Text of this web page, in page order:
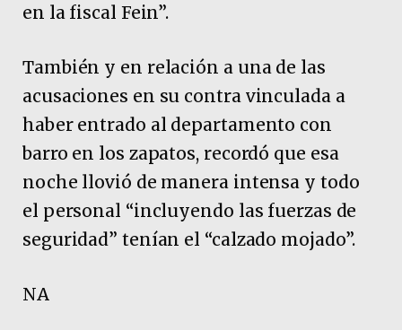
en la fiscal Fein”.
También y en relación a una de las
acusaciones en su contra vinculada a
haber entrado al departamento con
barro en los zapatos, recordó que esa
noche llovió de manera intensa y todo
el personal “incluyendo las fuerzas de
seguridad” tenían el “calzado mojado”.
NA